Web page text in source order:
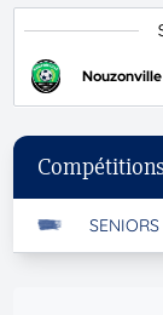
Nouzonville